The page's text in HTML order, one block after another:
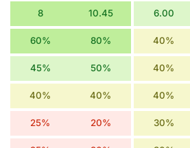
6.00
10.45
8
40%
80%
60%
40%
50%
45%
40%
40%
40%
30%
20%
25%